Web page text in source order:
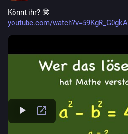
Könnt ihr? 🤓
youtube.com/watch?v=59KgR_G0gkA